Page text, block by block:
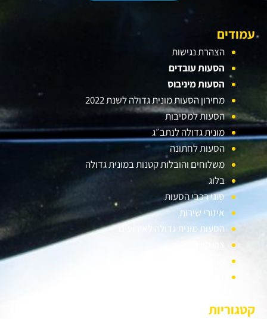
עמודים
הצהרת נגישות
הסעות עובדים
הסעות מיניבוס
מחירון הסעות מונית גדולה לשנת 2022
הסעות למסיבות
מונית גדולה לנתב״ג
הסעות לחתונה
משלוחים והובלות קטנות במונית גדולה
בלוג
סוגי רכבי הסעות
איזורי שירות
הסעות מונית גדולה לאירועים
קטגוריות